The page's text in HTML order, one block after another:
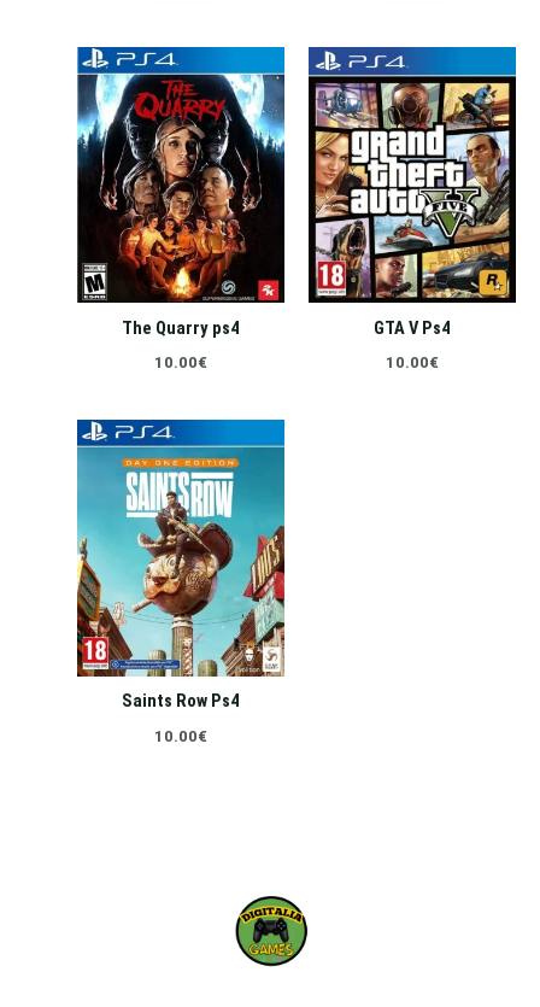
The Quarry ps4
10.00€
GTA V Ps4
10.00€
Saints Row Ps4
10.00€